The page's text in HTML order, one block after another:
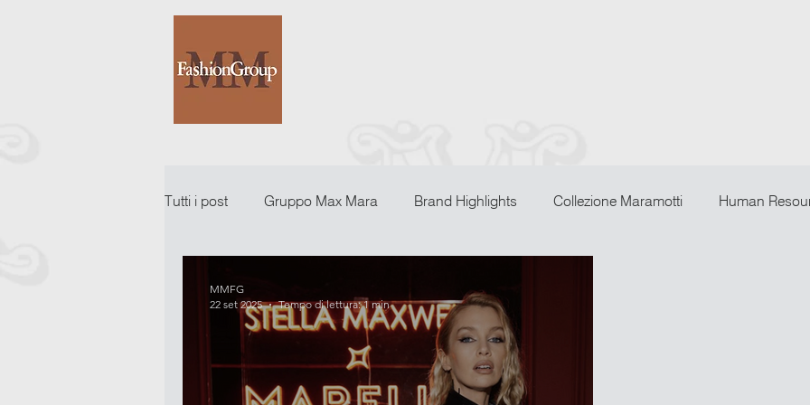
Tutti i post Gruppo Max Mara Brand Highlights Collezione Maramotti Human
MMFG
22 set 2025
Tempo di lettura: 1 min